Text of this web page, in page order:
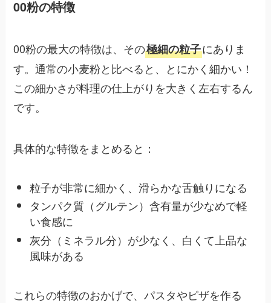
00粉の特徴
00粉の最大の特徴は、その極細の粒子にありま
す。通常の小麦粉と比べると、とにかく細かい！
この細かさが料理の仕上がりを大きく左右するん
です。
具体的な特徴をまとめると：
粒子が非常に細かく、滑らかな舌触りになる
タンパク質（グルテン）含有量が少なめで軽
い食感に
灰分（ミネラル分）が少なく、白くて上品な
風味がある
これらの特徴のおかげで、パスタやピザを作る